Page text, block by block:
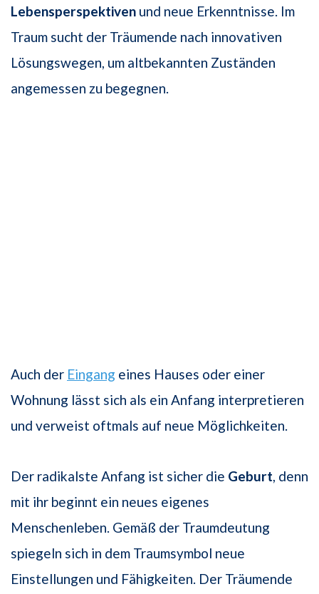
Lebensperspektiven und neue Erkenntnisse. Im
Traum sucht der Träumende nach innovativen
Lösungswegen, um altbekannten Zuständen
angemessen zu begegnen.
Auch der Eingang eines Hauses oder einer
Wohnung lässt sich als ein Anfang interpretieren
und verweist oftmals auf neue Möglichkeiten.
Der radikalste Anfang ist sicher die Geburt, denn
mit ihr beginnt ein neues eigenes
Menschenleben. Gemäß der Traumdeutung
spiegeln sich in dem Traumsymbol neue
Einstellungen und Fähigkeiten. Der Träumende